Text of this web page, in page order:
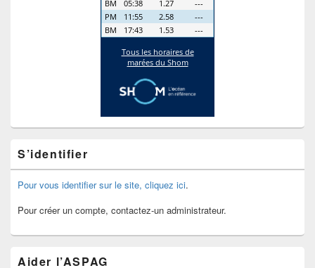
S’identifier
Pour vous identifier sur le site, cliquez ici.
Pour créer un compte, contactez-un administrateur.
Aider l’ASPAG